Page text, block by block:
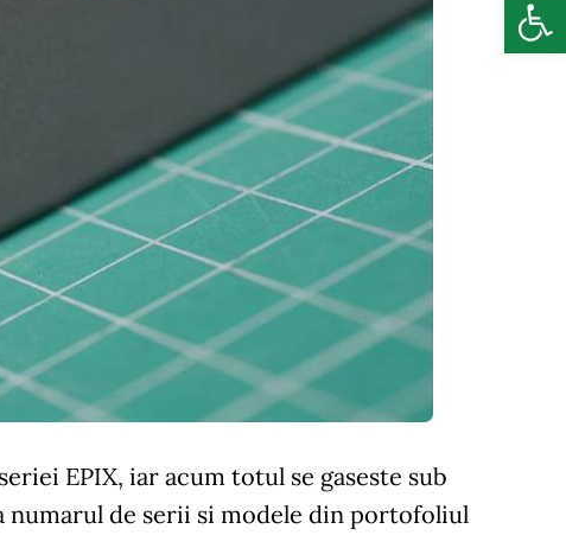
EPIX, iar acum totul se gaseste sub
de serii si modele din portofoliul